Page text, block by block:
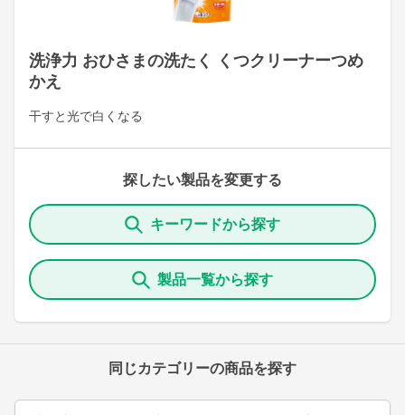
洗浄力 おひさまの洗たく くつクリーナーつめ
かえ
干すと光で白くなる
探したい製品を変更する
キーワードから探す
製品一覧から探す
同じカテゴリーの商品を探す